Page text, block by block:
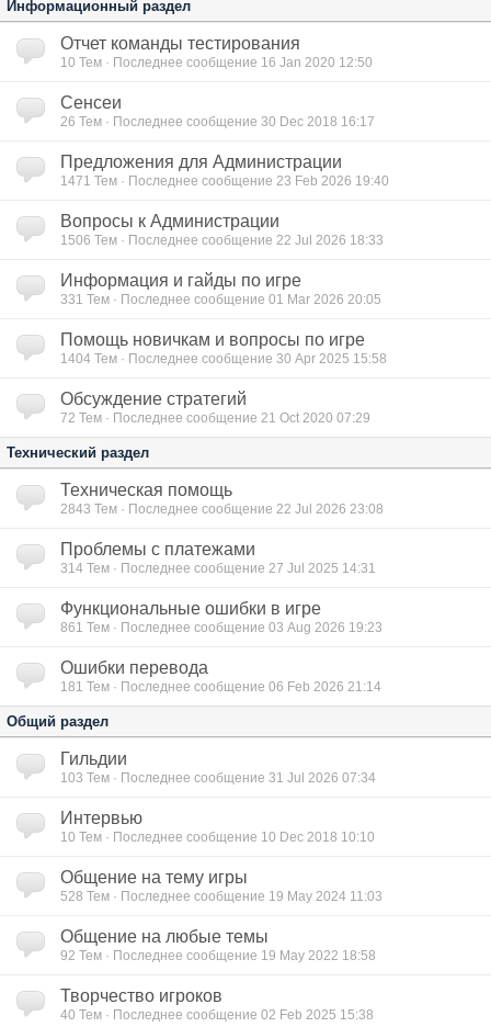
Информационный раздел
Отчет команды тестирования
10 Тем · Последнее сообщение 16 Jan 2020 12:50
Сенсеи
26 Тем · Последнее сообщение 30 Dec 2018 16:17
Предложения для Администрации
1471 Тем · Последнее сообщение 23 Feb 2026 19:40
Вопросы к Администрации
1506 Тем · Последнее сообщение 22 Jul 2026 18:33
Информация и гайды по игре
331 Тем · Последнее сообщение 01 Mar 2026 20:05
Помощь новичкам и вопросы по игре
1404 Тем · Последнее сообщение 30 Apr 2025 15:58
Обсуждение стратегий
72 Тем · Последнее сообщение 21 Oct 2020 07:29
Технический раздел
Техническая помощь
2843 Тем · Последнее сообщение 22 Jul 2026 23:08
Проблемы с платежами
314 Тем · Последнее сообщение 27 Jul 2025 14:31
Функциональные ошибки в игре
861 Тем · Последнее сообщение 03 Aug 2026 19:23
Ошибки перевода
181 Тем · Последнее сообщение 06 Feb 2026 21:14
Общий раздел
Гильдии
103 Тем · Последнее сообщение 31 Jul 2026 07:34
Интервью
10 Тем · Последнее сообщение 10 Dec 2018 10:10
Общение на тему игры
528 Тем · Последнее сообщение 19 May 2024 11:03
Общение на любые темы
92 Тем · Последнее сообщение 19 May 2022 18:58
Творчество игроков
40 Тем · Последнее сообщение 02 Feb 2025 15:38